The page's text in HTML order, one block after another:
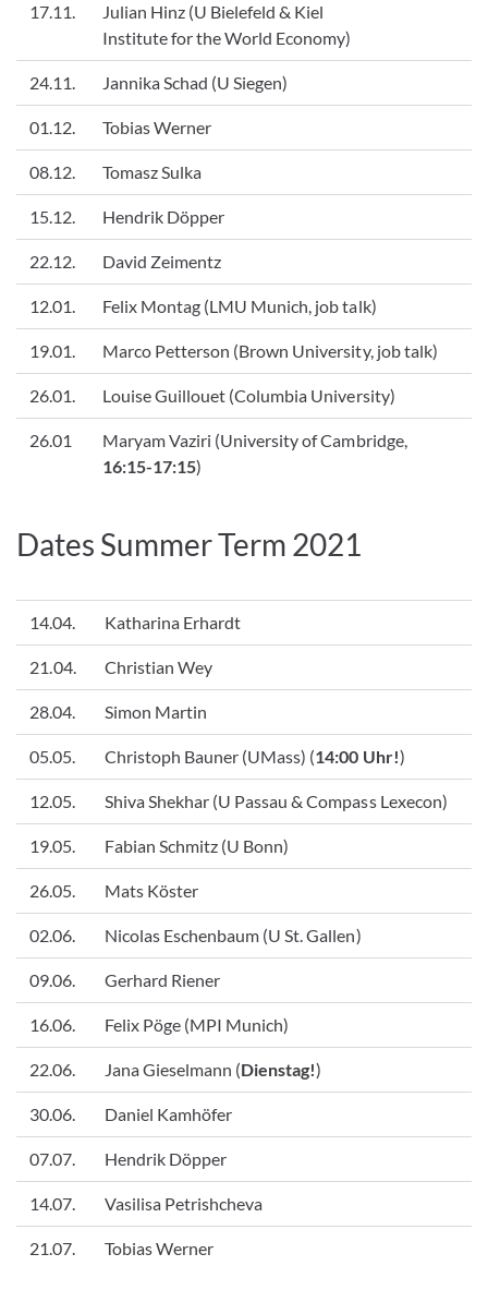
17.11.
Julian Hinz (U Bielefeld & Kiel
Institute for the World Economy)
24.11. Jannika Schad (U Siegen)
01.12. Tobias Werner
08.12. Tomasz Sulka
15.12. Hendrik Döpper
22.12. David Zeimentz
12.01. Felix Montag (LMU Munich, job talk)
19.01. Marco Petterson (Brown University, job talk)
26.01. Louise Guillouet (Columbia University)
26.01
Maryam Vaziri (University of Cambridge,
16:15-17:15)
Dates Summer Term 2021
14.04. Katharina Erhardt
21.04. Christian Wey
28.04. Simon Martin
05.05. Christoph Bauner (UMass) (14:00 Uhr!)
12.05. Shiva Shekhar (U Passau & Compass Lexecon)
19.05. Fabian Schmitz (U Bonn)
26.05. Mats Köster
02.06. Nicolas Eschenbaum (U St. Gallen)
09.06. Gerhard Riener
16.06. Felix Pöge (MPI Munich)
22.06. Jana Gieselmann (Dienstag!)
30.06. Daniel Kamhöfer
07.07. Hendrik Döpper
14.07. Vasilisa Petrishcheva
21.07. Tobias Werner